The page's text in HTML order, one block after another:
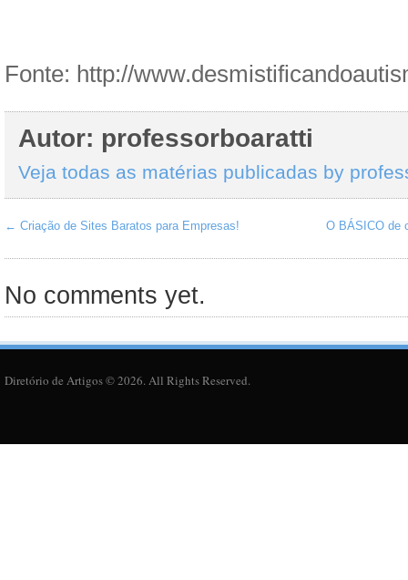
Fonte: http://
Autor: professorboaratti
Veja todas as matérias publicadas by
← Criação de Sites Baratos para Empresas! O BÁSICO de
No comments yet.
Diretório de Artigos © 2026. All Rights Reserved.